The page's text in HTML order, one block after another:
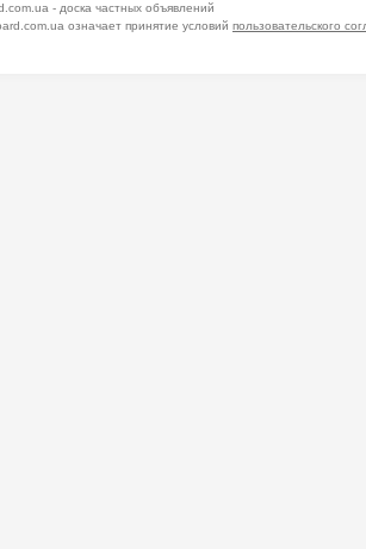
- доска частных объявлений
означает принятие условий пользовательского